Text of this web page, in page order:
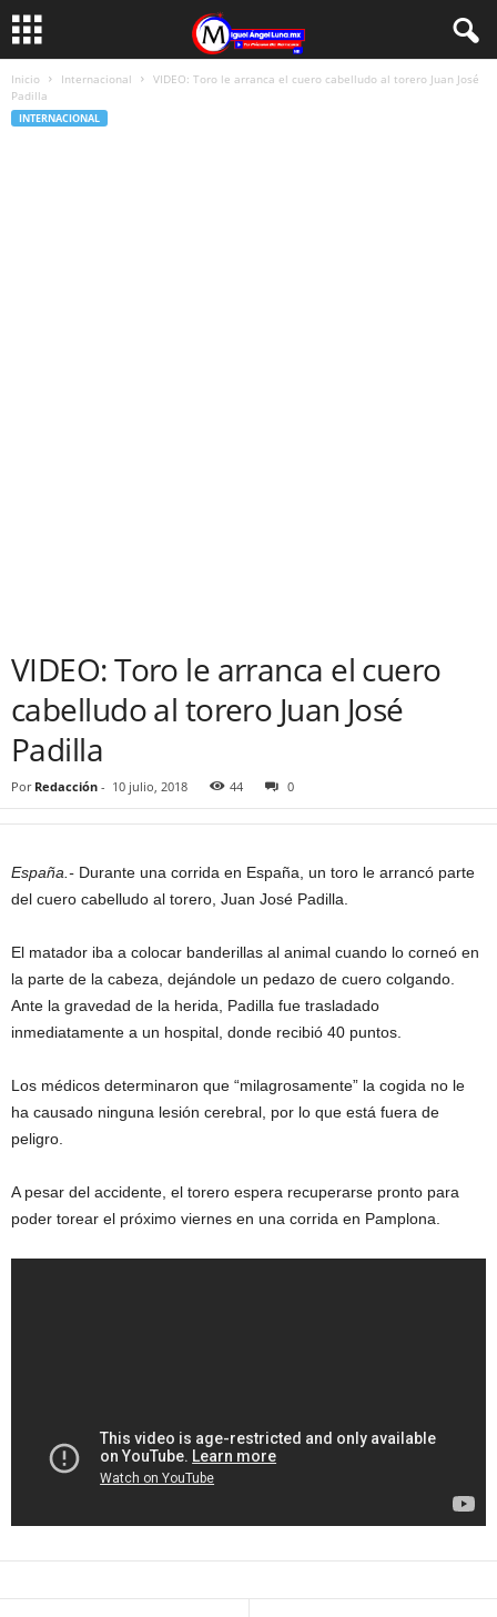
Inicio Internacional
VIDEO: Toro le arranca el cuero cabelludo al torero Juan José
Padilla
INTERNACIONAL
VIDEO: Toro le arranca el cuero
cabelludo al torero Juan José
Padilla
Por Redacción - 10 julio, 2018 44 0
España.- Durante una corrida en España, un toro le arrancó parte
del cuero cabelludo al torero, Juan José Padilla.
El matador iba a colocar banderillas al animal cuando lo corneó en
la parte de la cabeza, dejándole un pedazo de cuero colgando.
Ante la gravedad de la herida, Padilla fue trasladado
inmediatamente a un hospital, donde recibió 40 puntos.
Los médicos determinaron que “milagrosamente” la cogida no le
ha causado ninguna lesión cerebral, por lo que está fuera de
peligro.
A pesar del accidente, el torero espera recuperarse pronto para
poder torear el próximo viernes en una corrida en Pamplona.